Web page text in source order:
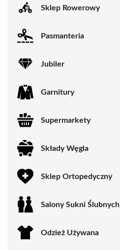
Sklep Rowerowy
Pasmanteria
Jubiler
Garnitury
Supermarkety
Składy Węgla
Sklep Ortopedyczny
Salony Sukni Ślubnych
Odzież Używana